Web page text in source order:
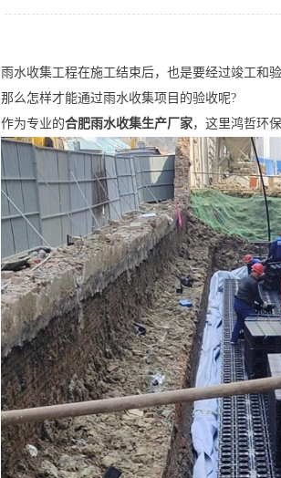
雨水收集工程在施工结束后，也是要经过竣工和
那么怎样才能通过雨水收集项目的验收呢?
作为专业的合肥雨水收集生产厂家，这里鸿哲环